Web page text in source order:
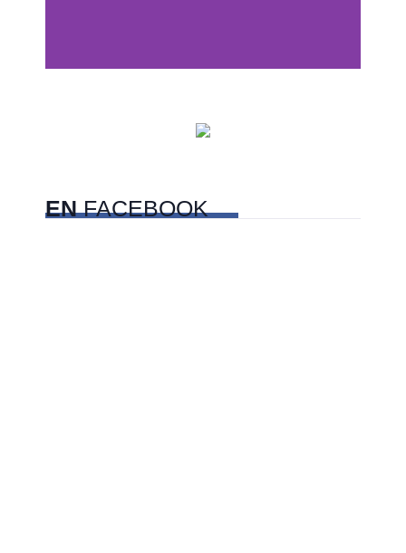
PetFriendly en la CDMX
ENFACEBOOK